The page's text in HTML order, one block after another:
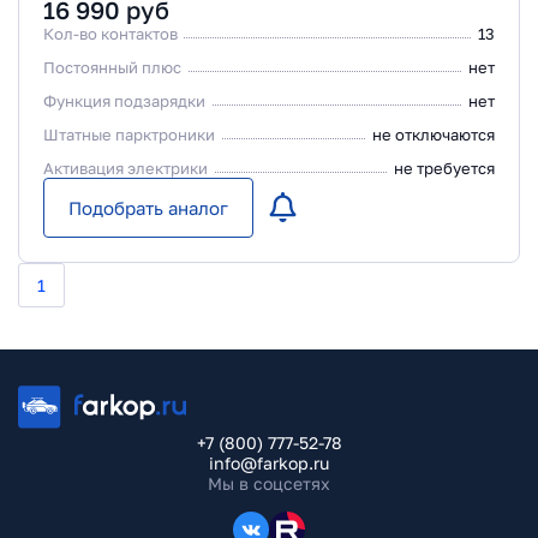
16 990 руб
Кол-во контактов
13
Постоянный плюс
нет
Функция подзарядки
нет
Штатные парктроники
не отключаются
Активация электрики
не требуется
Подобрать аналог
1
+7 (800) 777-52-78
info@farkop.ru
Мы в соцсетях